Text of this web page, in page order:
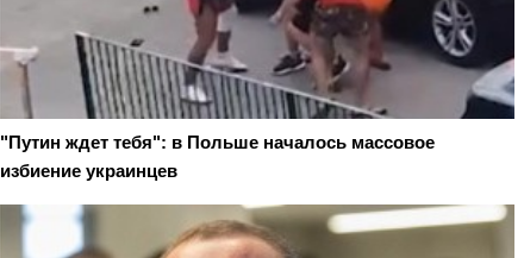
"Путин ждет тебя": в Польше началось массовое
избиение украинцев